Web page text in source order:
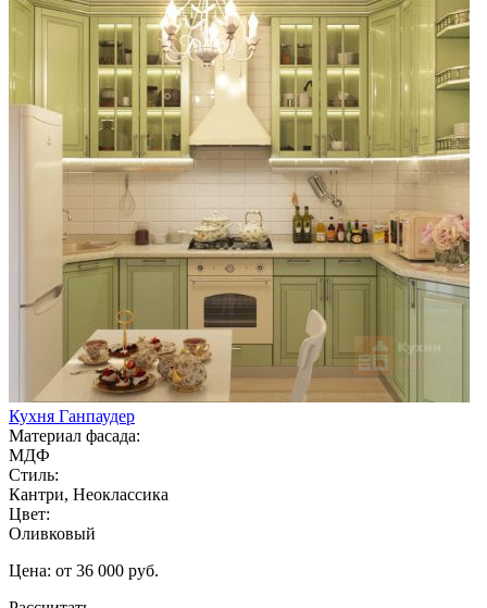
Кухня Ганпаудер
Материал фасада:
МДФ
Стиль:
Кантри, Неоклассика
Цвет:
Оливковый
Цена: от 36 000 руб.